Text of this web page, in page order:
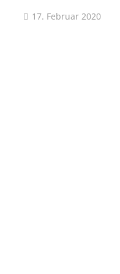
17. Februar 2020